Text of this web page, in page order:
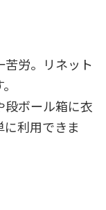
労。リネット
段ボール箱に衣
利用できま